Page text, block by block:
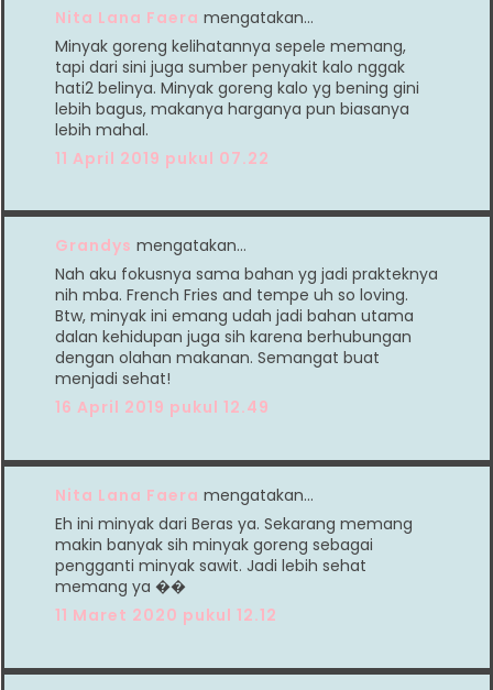
Nita Lana Faera mengatakan…
Minyak goreng kelihatannya sepele memang,
tapi dari sini juga sumber penyakit kalo nggak
hati2 belinya. Minyak goreng kalo yg bening gini
lebih bagus, makanya harganya pun biasanya
lebih mahal.
11 April 2019 pukul 07.22
Grandys mengatakan…
Nah aku fokusnya sama bahan yg jadi prakteknya
nih mba. French Fries and tempe uh so loving.
Btw, minyak ini emang udah jadi bahan utama
dalan kehidupan juga sih karena berhubungan
dengan olahan makanan. Semangat buat
menjadi sehat!
16 April 2019 pukul 12.49
Nita Lana Faera mengatakan…
Eh ini minyak dari Beras ya. Sekarang memang
makin banyak sih minyak goreng sebagai
pengganti minyak sawit. Jadi lebih sehat
memang ya ��
11 Maret 2020 pukul 12.12